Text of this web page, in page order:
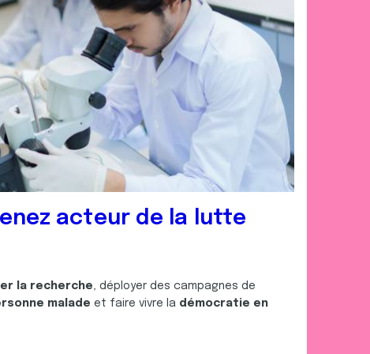
acteur de la lutte
la recherche, déployer des campagnes de
malade et faire vivre la démocratie en